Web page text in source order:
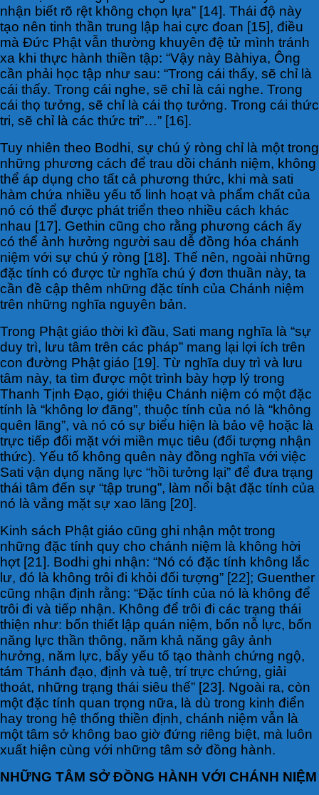
nhận biết rõ rệt không chọn lựa” [14]. Thái độ này
tạo nên tinh thần trung lập hai cực đoan [15], điều
mà Đức Phật vẫn thường khuyên đệ tử mình tránh
xa khi thực hành thiền tập: “Vậy này Bàhiya, Ông
cần phải học tập như sau: “Trong cái thấy, sẽ chỉ là
cái thấy. Trong cái nghe, sẽ chỉ là cái nghe. Trong
cái thọ tưởng, sẽ chỉ là cái thọ tưởng. Trong cái thức
tri, sẽ chỉ là các thức tri”…” [16].
Tuy nhiên theo Bodhi, sự chú ý ròng chỉ là một trong
những phương cách để trau dồi chánh niệm, không
thể áp dụng cho tất cả phương thức, khi mà sati
hàm chứa nhiều yếu tố linh hoạt và phẩm chất của
nó có thể được phát triển theo nhiều cách khác
nhau [17]. Gethin cũng cho rằng phương cách ấy
có thể ảnh hưởng người sau dễ đồng hóa chánh
niệm với sự chú ý ròng [18]. Thế nên, ngoài những
đặc tính có được từ nghĩa chú ý đơn thuần này, ta
cần đề cập thêm những đặc tính của Chánh niệm
trên những nghĩa nguyên bản.
Trong Phật giáo thời kì đầu, Sati mang nghĩa là “sự
duy trì, lưu tâm trên các pháp” mang lại lợi ích trên
con đường Phật giáo [19]. Từ nghĩa duy trì và lưu
tâm này, ta tìm được một trình bày hợp lý trong
Thanh Tịnh Đạo, giới thiệu Chánh niệm có một đặc
tính là “không lơ đãng”, thuộc tính của nó là “không
quên lãng”, và nó có sự biểu hiện là bảo vệ hoặc là
trực tiếp đối mặt với miền mục tiêu (đối tượng nhận
thức). Yếu tố không quên này đồng nghĩa với việc
Sati vận dụng năng lực “hồi tưởng lại” để đưa trạng
thái tâm đến sự “tập trung”, làm nổi bật đặc tính của
nó là vắng mặt sự xao lãng [20].
Kinh sách Phật giáo cũng ghi nhận một trong
những đặc tính quy cho chánh niệm là không hời
hợt [21]. Bodhi ghi nhận: “Nó có đặc tính không lắc
lư, đó là không trôi đi khỏi đối tượng” [22]; Guenther
cũng nhận định rằng: “Đặc tính của nó là không để
trôi đi và tiếp nhận. Không để trôi đi các trạng thái
thiện như: bốn thiết lập quán niệm, bốn nỗ lực, bốn
năng lực thần thông, năm khả năng gây ảnh
hưởng, năm lực, bẩy yếu tố tạo thành chứng ngộ,
tám Thánh đạo, định và tuệ, trí trực chứng, giải
thoát, những trạng thái siêu thế” [23]. Ngoài ra, còn
một đặc tính quan trọng nữa, là dù trong kinh điển
hay trong hệ thống thiền định, chánh niệm vẫn là
một tâm sở không bao giờ đứng riêng biệt, mà luôn
xuất hiện cùng với những tâm sở đồng hành.
NHỮNG TÂM SỞ ĐỒNG HÀNH VỚI CHÁNH NIỆM